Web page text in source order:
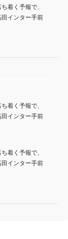
着く予報で、
インター手前
着く予報で、
インター手前
着く予報で、
インター手前